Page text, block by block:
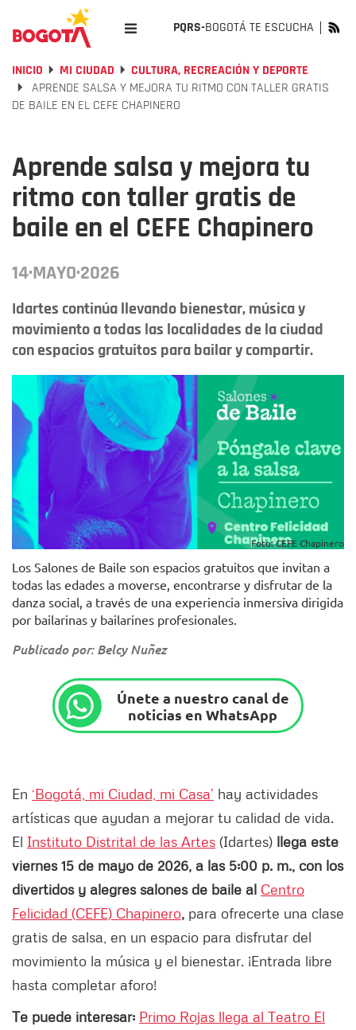
PQRS-BOGOTÁ TE ESCUCHA
INICIO MI CIUDAD
CULTURA, RECREACIÓN Y DEPORTE
APRENDE SALSA Y MEJORA TU RITMO CON TALLER GRATIS
DE BAILE EN EL CEFE CHAPINERO
Aprende salsa y mejora tu
ritmo con taller gratis de
baile en el CEFE Chapinero
14·MAYO·2026
Idartes continúa llevando bienestar, música y
movimiento a todas las localidades de la ciudad
con espacios gratuitos para bailar y compartir.
Foto: CEFE Chapinero
Los Salones de Baile son espacios gratuitos que invitan a
todas las edades a moverse, encontrarse y disfrutar de la
danza social, a través de una experiencia inmersiva dirigida
por bailarinas y bailarines profesionales.
Publicado por: Belcy Nuñez
Únete a nuestro canal de
noticias en WhatsApp
En ‘Bogotá, mi Ciudad, mi Casa’ hay actividades
artísticas que ayudan a mejorar tu calidad de vida.
El Instituto Distrital de las Artes (Idartes) llega este
viernes 15 de mayo de 2026, a las 5:00 p. m., con los
divertidos y alegres salones de baile al Centro
Felicidad (CEFE) Chapinero, para ofrecerte una clase
gratis de salsa, en un espacio para disfrutar del
movimiento la música y el bienestar. ¡Entrada libre
hasta completar aforo!
Te puede interesar: Primo Rojas llega al Teatro El